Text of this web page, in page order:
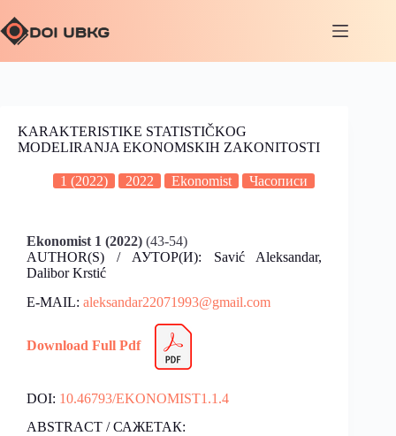
KARAKTERISTIKE STATISTIČKOG
MODELIRANJA EKONOMSKIH ZAKONITOSTI
1 (2022) 2022 Ekonomist Часописи
Ekonomist 1 (2022) (43-54)
AUTHOR(S) / АУТОР(И): Savić Aleksandar,
Dalibor Krstić
E-MAIL: aleksandar22071993@gmail.com
Download Full Pdf
DOI: 10.46793/EKONOMIST1.1.4
ABSTRACT / САЖЕТАК: